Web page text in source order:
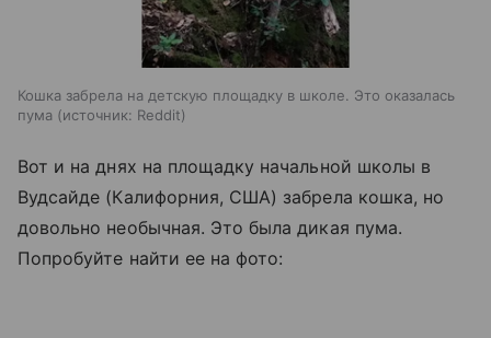
Кошка забрела на детскую площадку в школе. Это оказалась
пума
источник: Reddit
Вот и на днях на площадку начальной школы в
Вудсайде (Калифорния, США) забрела кошка, но
довольно необычная. Это была дикая пума.
Попробуйте найти ее на фото: